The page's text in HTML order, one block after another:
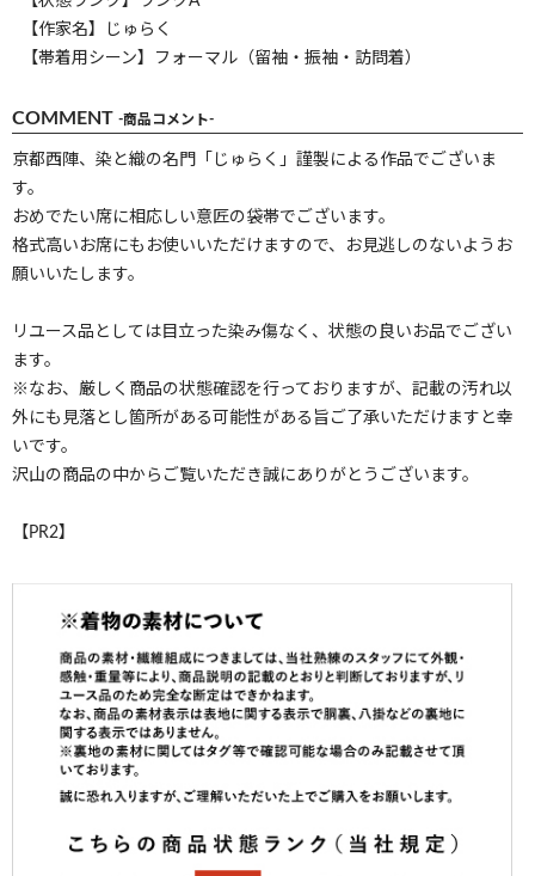
【作家名】じゅらく
【帯着用シーン】フォーマル（留袖・振袖・訪問着）
COMMENT -商品コメント-
京都西陣、染と織の名門「じゅらく」謹製による作品でございま
す。
おめでたい席に相応しい意匠の袋帯でございます。
格式高いお席にもお使いいただけますので、お見逃しのないようお
願いいたします。
リユース品としては目立った染み傷なく、状態の良いお品でござい
ます。
※なお、厳しく商品の状態確認を行っておりますが、記載の汚れ以
外にも見落とし箇所がある可能性がある旨ご了承いただけますと幸
いです。
沢山の商品の中からご覧いただき誠にありがとうございます。
【PR2】